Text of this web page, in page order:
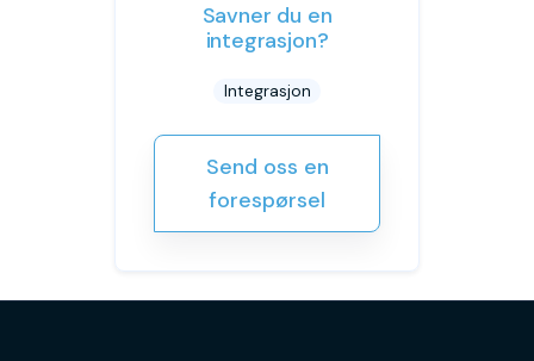
Savner du en
integrasjon?
Integrasjon
Send oss en
forespørsel